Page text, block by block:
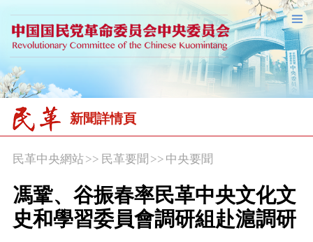
新聞詳情頁
民革中央網站>> 民革要聞 >> 中央要聞
馮鞏、谷振春率民革中央文化文
史和學習委員會調研組赴滬調研